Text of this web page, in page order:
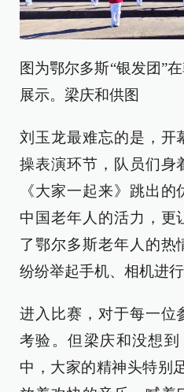
图为鄂尔多斯“银发团”
展示。梁庆和供图
刘玉龙最难忘的是，开
操表演环节，队员们身
《大家一起来》跳出
中国老年人的活力，更
了鄂尔多斯老年人的热
纷纷举起手机、相机进行
进入比赛，对于每一位
考验。但梁庆和没想
中，大家的精神头特别